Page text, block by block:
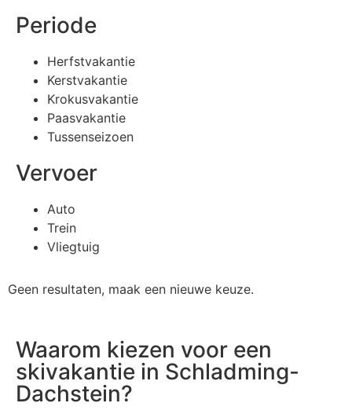
Periode
Herfstvakantie
Kerstvakantie
Krokusvakantie
Paasvakantie
Tussenseizoen
Vervoer
Auto
Trein
Vliegtuig
Geen resultaten, maak een nieuwe keuze.
Waarom kiezen voor een
skivakantie in Schladming-
Dachstein?